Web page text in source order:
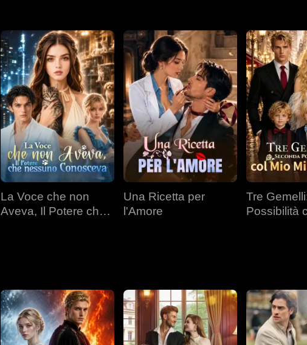
La Voce che non
Aveva, Il Potere che
Una Ricetta per
l'Amore
Tre
Possibilità